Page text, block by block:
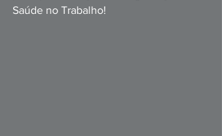
Saúde no Trabalho!